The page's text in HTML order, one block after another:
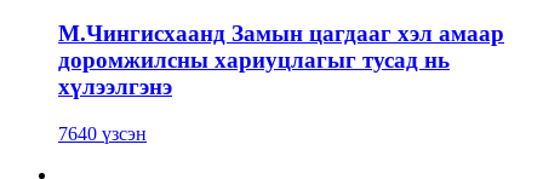
М.Чингисхаанд Замын цагдааг хэл амаар
доромжилсны хариуцлагыг тусад нь
хүлээлгэнэ
7640 үзсэн